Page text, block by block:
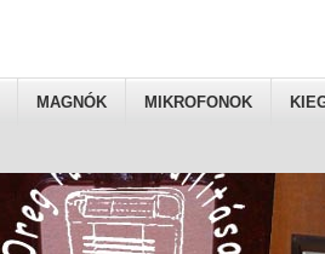
MAGNÓK MIKROFONOK